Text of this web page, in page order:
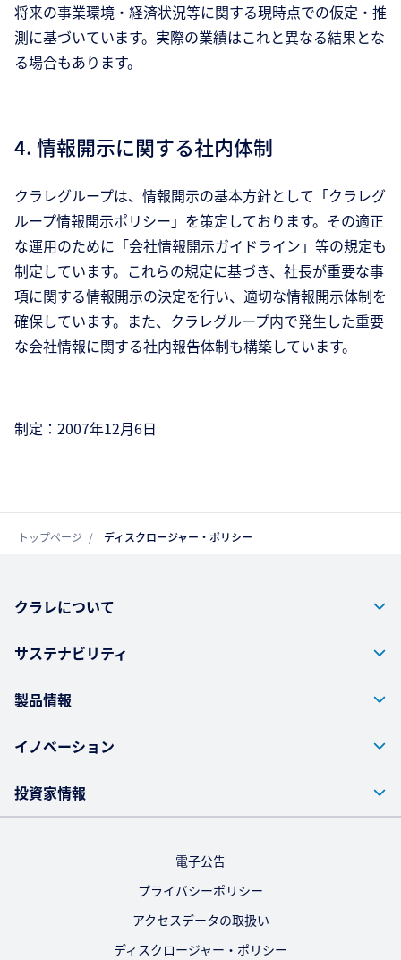
将来の事業環境・経済状況等に関する現時点での仮定・推
測に基づいています。実際の業績はこれと異なる結果とな
る場合もあります。
4. 情報開示に関する社内体制
クラレグループは、情報開示の基本方針として「クラレグ
ループ情報開示ポリシー」を策定しております。その適正
な運用のために「会社情報開示ガイドライン」等の規定も
制定しています。これらの規定に基づき、社長が重要な事
項に関する情報開示の決定を行い、適切な情報開示体制を
確保しています。また、クラレグループ内で発生した重要
な会社情報に関する社内報告体制も構築しています。
制定：2007年12月6日
トップページ ディスクロージャー・ポリシー
クラレについて
サステナビリティ
製品情報
イノベーション
投資家情報
電子公告
プライバシーポリシー
アクセスデータの取扱い
ディスクロージャー・ポリシー